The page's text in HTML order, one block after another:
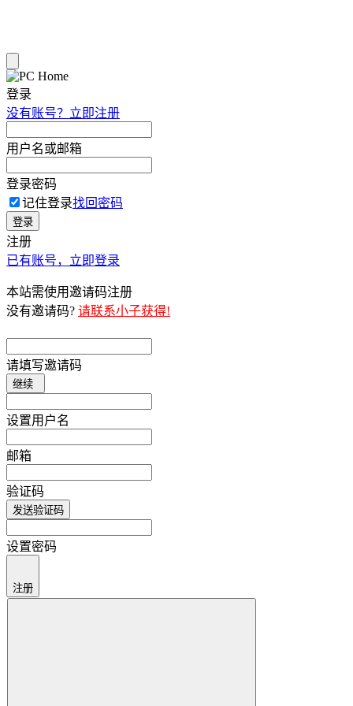
登录
没有账号？立即注册
用户名或邮箱
登录密码
记住登录找回密码
登录
注册
已有账号，立即登录
本站需使用邀请码注册
没有邀请码? 请联系小子获得!
请填写邀请码
继续
设置用户名
邮箱
验证码
发送验证码
设置密码
注册